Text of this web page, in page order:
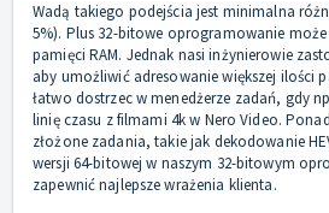
Wadą takiego podejścia jest minimalna
5%). Plus 32-bitowe oprogramowanie
pamięci RAM. Jednak nasi inżynierowie
aby umożliwić adresowanie większej ilości
łatwo dostrzec w menedżerze zadań, gdy
linię czasu z filmami 4k w Nero Video.
złożone zadania, takie jak dekodowanie
wersji 64-bitowej w naszym 32-bitowym
zapewnić najlepsze wrażenia klienta.